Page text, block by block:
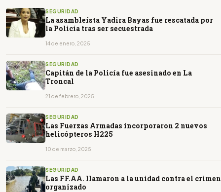
SEGURIDAD
La asambleísta Yadira Bayas fue rescatada por
la Policía tras ser secuestrada
14 de enero, 2025
SEGURIDAD
Capitán de la Policía fue asesinado en La
Troncal
21 de febrero, 2025
SEGURIDAD
Las Fuerzas Armadas incorporaron 2 nuevos
helicópteros H225
10 de marzo, 2025
SEGURIDAD
Las FF.AA. llamaron a la unidad contra el crimen
organizado